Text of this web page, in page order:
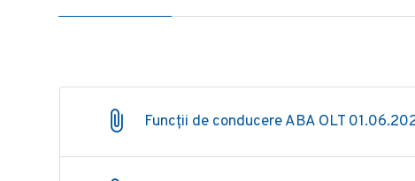
Funcții de conducere ABA OLT